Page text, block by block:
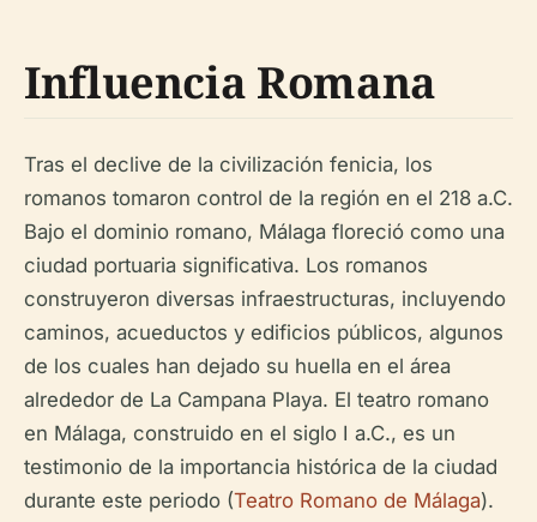
Influencia Romana
Tras el declive de la civilización fenicia, los
romanos tomaron control de la región en el 218 a.C.
Bajo el dominio romano, Málaga floreció como una
ciudad portuaria significativa. Los romanos
construyeron diversas infraestructuras, incluyendo
caminos, acueductos y edificios públicos, algunos
de los cuales han dejado su huella en el área
alrededor de La Campana Playa. El teatro romano
en Málaga, construido en el siglo I a.C., es un
testimonio de la importancia histórica de la ciudad
durante este periodo (Teatro Romano de Málaga).